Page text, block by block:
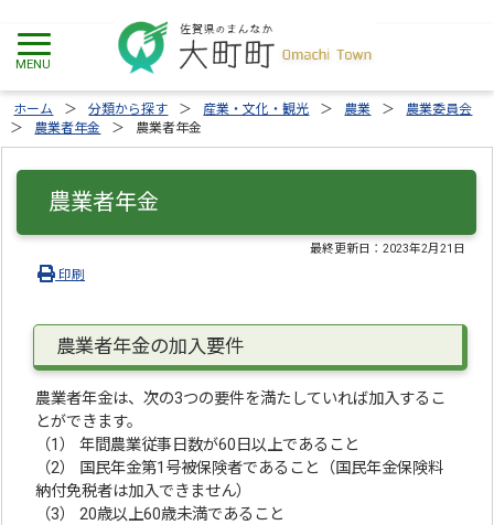
ホーム 分類から探す 産業・文化・観光 農業
農業委員会
農業者年金
農業者年金
農業者年金
最終更新日：2023年2月21日
印刷
農業者年金の加入要件
農業者年金は、次の3つの要件を満たしていれば加入するこ
とができます。
（1） 年間農業従事日数が60日以上であること
（2） 国民年金第1号被保険者であること（国民年金保険料
納付免税者は加入できません）
（3） 20歳以上60歳未満であること